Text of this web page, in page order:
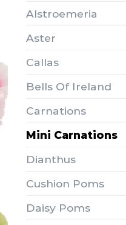
Alstroemeria
Aster
Callas
Bells Of Ireland
Carnations
Mini Carnations
Dianthus
Cushion Poms
Daisy Poms